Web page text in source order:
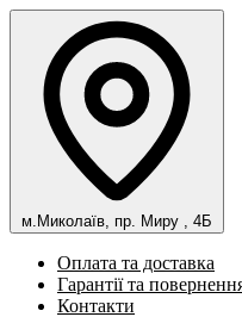
м.Миколаїв, пр. Миру , 4Б
Оплата та доставка
Гарантії та
Контакти